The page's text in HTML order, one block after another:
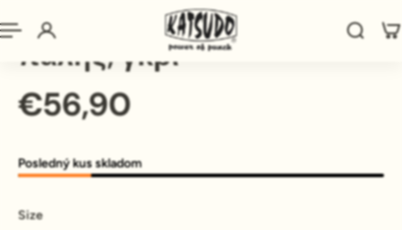
La sport παπούτσια
πάλης, γκρι
€56,90
Posledný kus skladom
Size